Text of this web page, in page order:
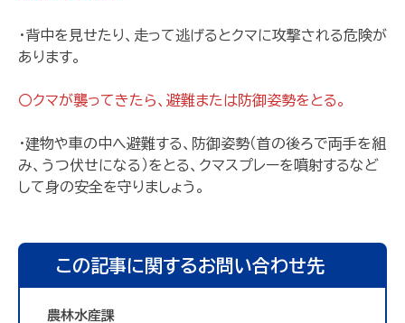
・背中を見せたり、走って逃げるとクマに攻撃される危険が
あります。
〇クマが襲ってきたら、避難または防御姿勢をとる。
・建物や車の中へ避難する、防御姿勢（首の後ろで両手を組
み、うつ伏せになる）をとる、クマスプレーを噴射するなど
して身の安全を守りましょう。
この記事に関するお問い合わせ先
農林水産課